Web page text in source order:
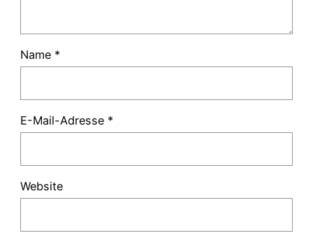
Name *
E-Mail-Adresse *
Website